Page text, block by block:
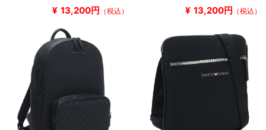
¥ 13,200円 （税込） ¥ 13,200円 （税込）